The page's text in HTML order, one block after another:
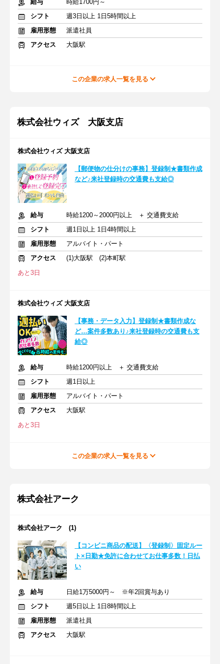
給与
時給1700円～
シフト
週3日以上 1日5時間以上
雇用形態
派遣社員
アクセス
大阪駅
この企業の求人一覧を見る
株式会社ウィズ 大阪支店
株式会社ウィズ 大阪支店
【郵便物の仕分けの事務】登録制★書類作成
など♪来社登録時の交通費も支給◎
給与
時給1200～2000円以上 ＋ 交通費支給
シフト
週1日以上 1日4時間以上
雇用形態
アルバイト・パート
アクセス
(1)大阪駅 (2)本町駅
あと3日
株式会社ウィズ 大阪支店
【事務・データ入力】登録制★書類作成な
ど…案件多数あり♪来社登録時の交通費も支
給◎
給与
時給1200円以上 ＋ 交通費支給
シフト
週1日以上
雇用形態
アルバイト・パート
アクセス
大阪駅
あと3日
この企業の求人一覧を見る
株式会社アーク
株式会社アーク (1)
【コンビニ商品の配送】〈登録制〉固定ルー
ト×日勤★免許に合わせてお仕事多数！日払
い
給与
日給1万5000円～ ※年2回賞与あり
シフト
週5日以上 1日8時間以上
雇用形態
派遣社員
アクセス
大阪駅